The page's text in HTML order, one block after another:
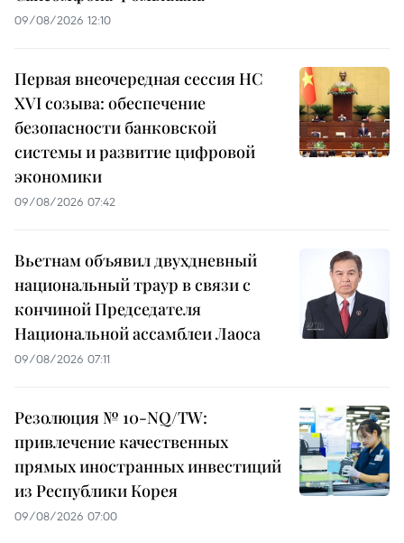
09/08/2026 12:10
Первая внеочередная сессия НС
XVI созыва: обеспечение
безопасности банковской
системы и развитие цифровой
экономики
09/08/2026 07:42
Вьетнам объявил двухдневный
национальный траур в связи с
кончиной Председателя
Национальной ассамблеи Лаоса
09/08/2026 07:11
Резолюция № 10-NQ/TW:
привлечение качественных
прямых иностранных инвестиций
из Республики Корея
09/08/2026 07:00